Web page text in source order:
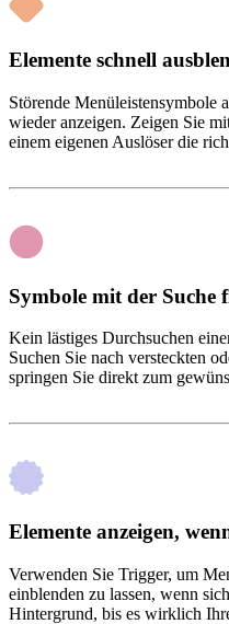
Elemente schnell
Störende Menüleistensymbole
wieder anzeigen. Zeigen Sie
einem eigenen Auslöser die
Symbole mit der Suche
Kein lästiges Durchsuchen
Suchen Sie nach versteckten
springen Sie direkt zum
Elemente anzeigen,
Verwenden Sie Trigger, um
einblenden zu lassen, wenn
Hintergrund, bis es wirklich